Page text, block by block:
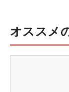
オススメ